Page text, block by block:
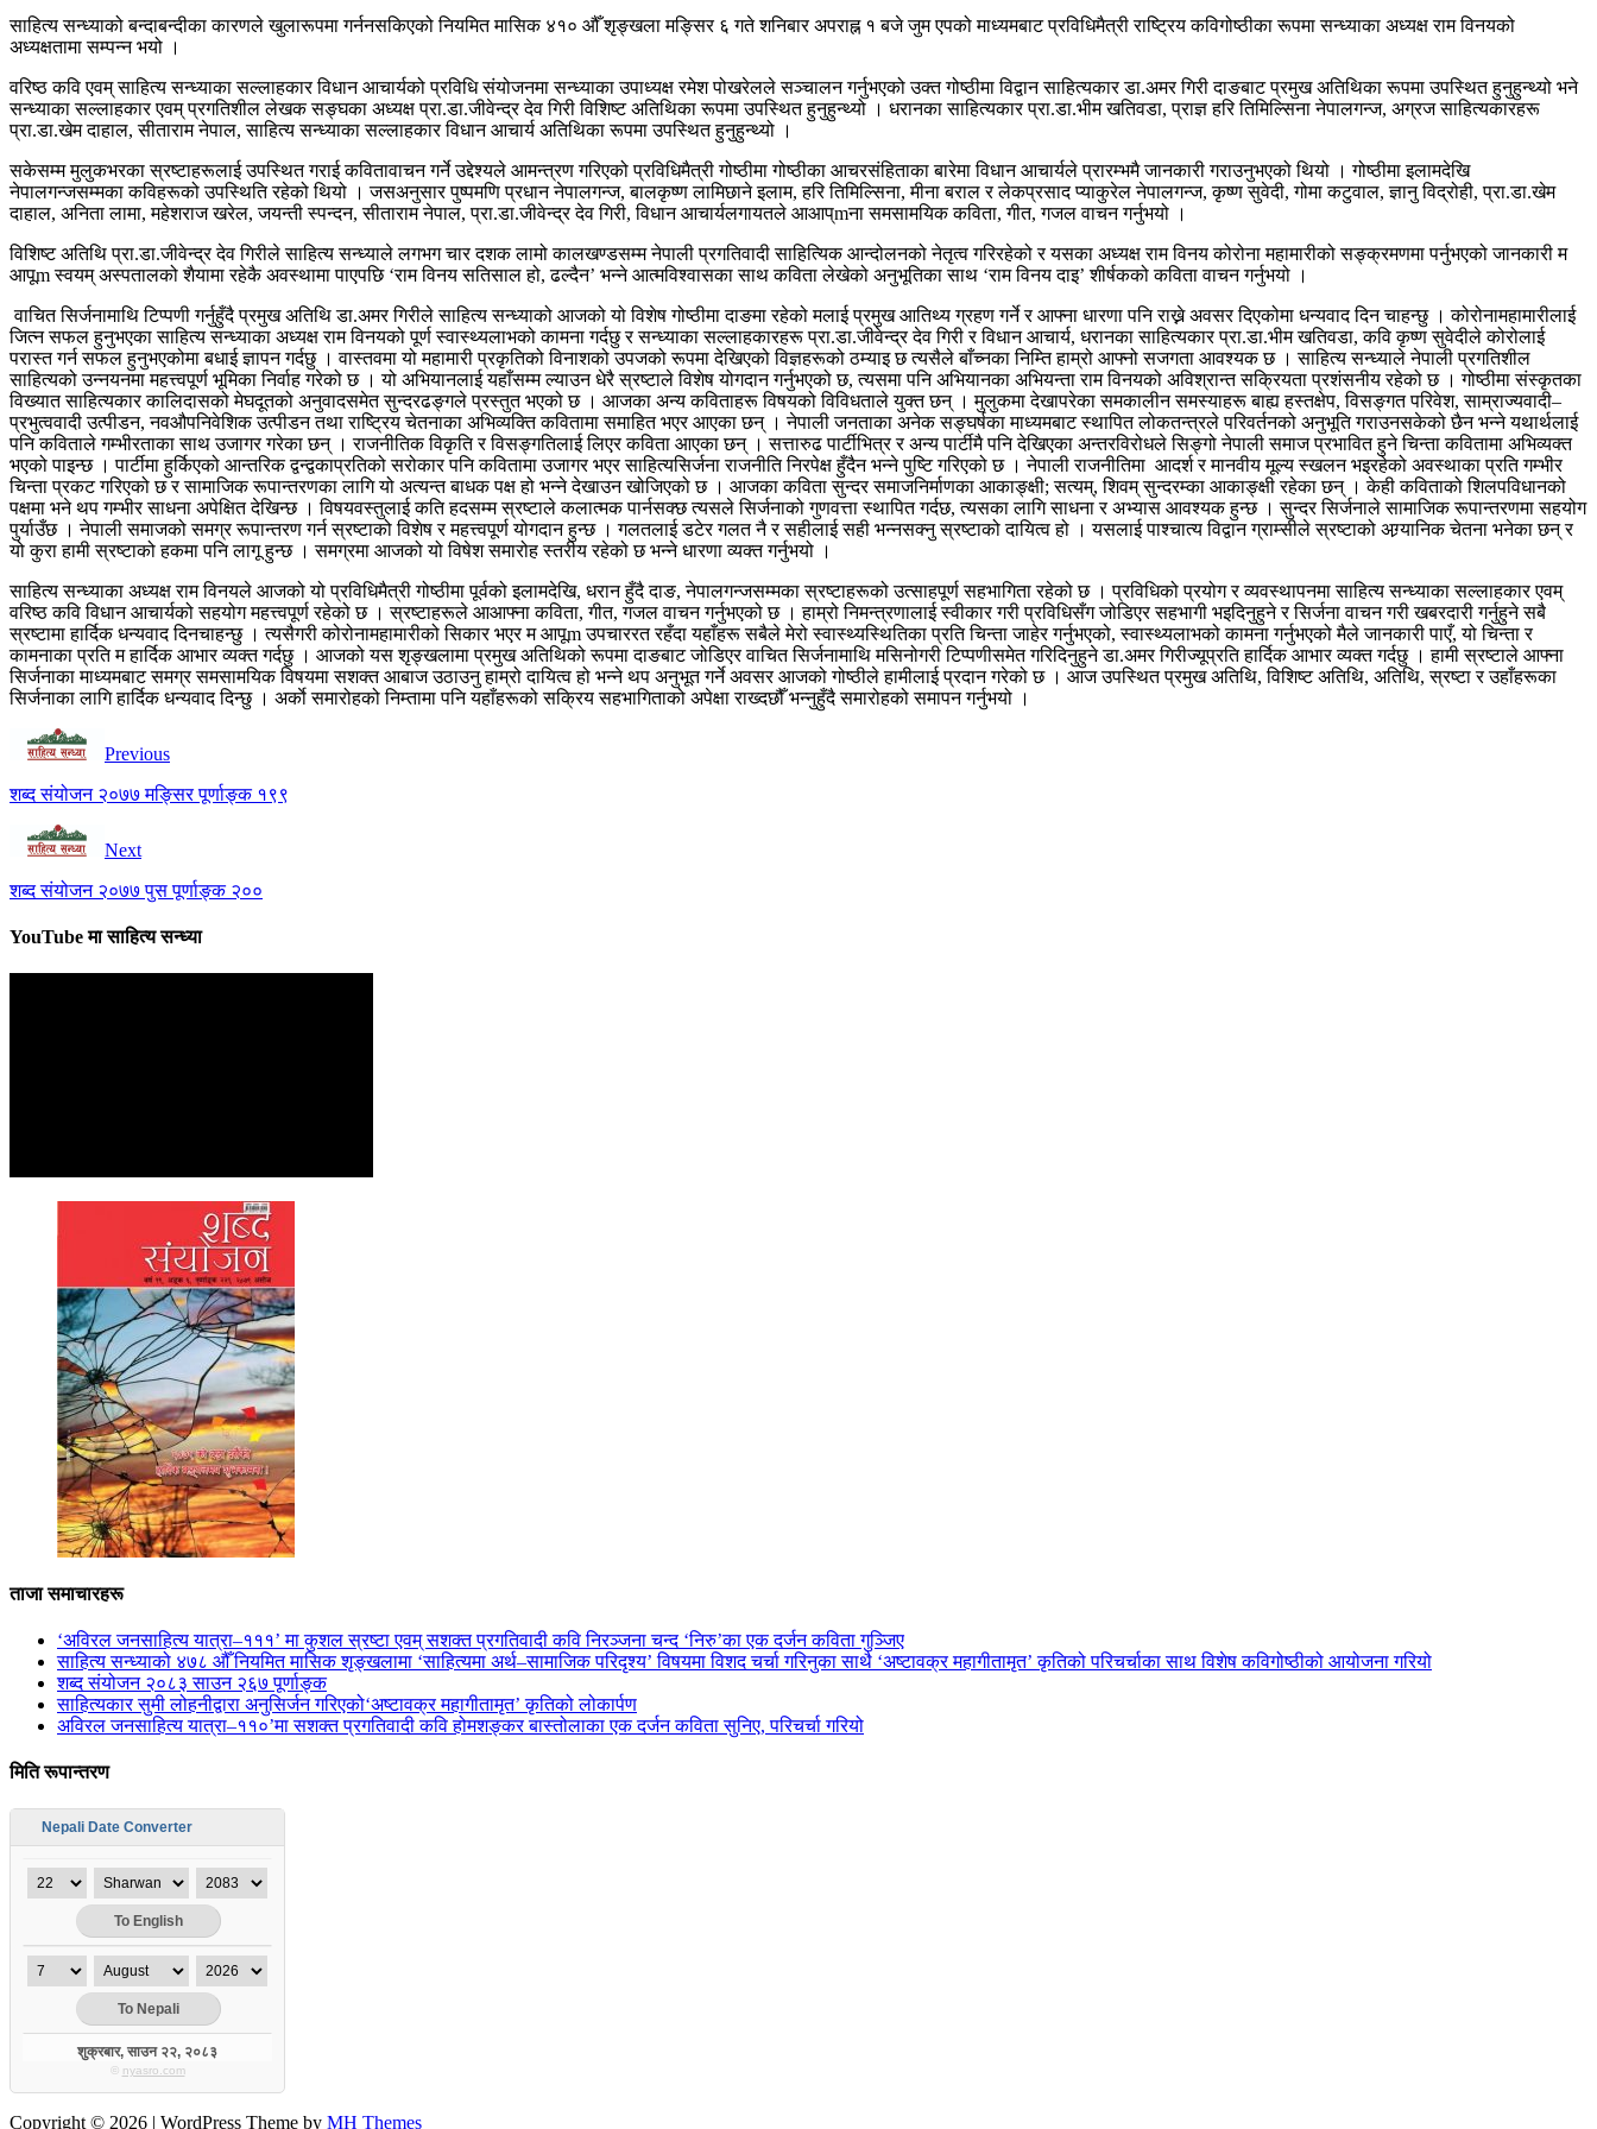
साहित्य सन्ध्याको बन्दाबन्दीका कारणले खुलारूपमा गर्ननसकिएको नियमित मासिक ४१० औँ शृङ्खला मङ्सिर ६ गते शनिबार अपराह्न १ बजे जुम एपको माध्यमबाट प्रविधिमैत्री राष्ट्रिय कविगोष्ठीका रूपमा सन्ध्याका अध्यक्ष राम विनयको
अध्यक्षतामा सम्पन्न भयो ।
वरिष्ठ कवि एवम् साहित्य सन्ध्याका सल्लाहकार विधान आचार्यको प्रविधि संयोजनमा सन्ध्याका उपाध्यक्ष रमेश पोखरेलले सञ्चालन गर्नुभएको उक्त गोष्ठीमा विद्वान साहित्यकार डा.अमर गिरी दाङबाट प्रमुख अतिथिका रूपमा उपस्थित हुनुहुन्थ्यो भने
सन्ध्याका सल्लाहकार एवम् प्रगतिशील लेखक सङ्घका अध्यक्ष प्रा.डा.जीवेन्द्र देव गिरी विशिष्ट अतिथिका रूपमा उपस्थित हुनुहुन्थ्यो । धरानका साहित्यकार प्रा.डा.भीम खतिवडा, प्राज्ञ हरि तिमिल्सिना नेपालगन्ज, अग्रज साहित्यकारहरू
प्रा.डा.खेम दाहाल, सीताराम नेपाल, साहित्य सन्ध्याका सल्लाहकार विधान आचार्य अतिथिका रूपमा उपस्थित हुनुहुन्थ्यो ।
सकेसम्म मुलुकभरका स्रष्टाहरूलाई उपस्थित गराई कवितावाचन गर्ने उद्देश्यले आमन्त्रण गरिएको प्रविधिमैत्री गोष्ठीमा गोष्ठीका आचरसंहिताका बारेमा विधान आचार्यले प्रारम्भमै जानकारी गराउनुभएको थियो । गोष्ठीमा इलामदेखि
नेपालगन्जसम्मका कविहरूको उपस्थिति रहेको थियो । जसअनुसार पुष्पमणि प्रधान नेपालगन्ज, बालकृष्ण लामिछाने इलाम, हरि तिमिल्सिना, मीना बराल र लेकप्रसाद प्याकुरेल नेपालगन्ज, कृष्ण सुवेदी, गोमा कटुवाल, ज्ञानु विद्रोही, प्रा.डा.खेम
दाहाल, अनिता लामा, महेशराज खरेल, जयन्ती स्पन्दन, सीताराम नेपाल, प्रा.डा.जीवेन्द्र देव गिरी, विधान आचार्यलगायतले आआप्mना समसामयिक कविता, गीत, गजल वाचन गर्नुभयो ।
विशिष्ट अतिथि प्रा.डा.जीवेन्द्र देव गिरीले साहित्य सन्ध्याले लगभग चार दशक लामो कालखण्डसम्म नेपाली प्रगतिवादी साहित्यिक आन्दोलनको नेतृत्व गरिरहेको र यसका अध्यक्ष राम विनय कोरोना महामारीको सङ्क्रमणमा पर्नुभएको जानकारी म
आपूm स्वयम् अस्पतालको शैयामा रहेकै अवस्थामा पाएपछि ‘राम विनय सतिसाल हो, ढल्दैन’ भन्ने आत्मविश्वासका साथ कविता लेखेको अनुभूतिका साथ ‘राम विनय दाइ’ शीर्षकको कविता वाचन गर्नुभयो ।
वाचित सिर्जनामाथि टिप्पणी गर्नुहुँदै प्रमुख अतिथि डा.अमर गिरीले साहित्य सन्ध्याको आजको यो विशेष गोष्ठीमा दाङमा रहेको मलाई प्रमुख आतिथ्य ग्रहण गर्ने र आफ्ना धारणा पनि राख्ने अवसर दिएकोमा धन्यवाद दिन चाहन्छु । कोरोनामहामारीलाई
जित्न सफल हुनुभएका साहित्य सन्ध्याका अध्यक्ष राम विनयको पूर्ण स्वास्थ्यलाभको कामना गर्दछु र सन्ध्याका सल्लाहकारहरू प्रा.डा.जीवेन्द्र देव गिरी र विधान आचार्य, धरानका साहित्यकार प्रा.डा.भीम खतिवडा, कवि कृष्ण सुवेदीले कोरोलाई
परास्त गर्न सफल हुनुभएकोमा बधाई ज्ञापन गर्दछु । वास्तवमा यो महामारी प्रकृतिको विनाशको उपजको रूपमा देखिएको विज्ञहरूको ठम्याइ छ त्यसैले बाँच्नका निम्ति हाम्रो आफ्नो सजगता आवश्यक छ । साहित्य सन्ध्याले नेपाली प्रगतिशील
साहित्यको उन्नयनमा महत्त्वपूर्ण भूमिका निर्वाह गरेको छ । यो अभियानलाई यहाँसम्म ल्याउन धेरै स्रष्टाले विशेष योगदान गर्नुभएको छ, त्यसमा पनि अभियानका अभियन्ता राम विनयको अविश्रान्त सक्रियता प्रशंसनीय रहेको छ । गोष्ठीमा संस्कृतका
विख्यात साहित्यकार कालिदासको मेघदूतको अनुवादसमेत सुन्दरढङ्गले प्रस्तुत भएको छ । आजका अन्य कविताहरू विषयको विविधताले युक्त छन् । मुलुकमा देखापरेका समकालीन समस्याहरू बाह्य हस्तक्षेप, विसङ्गत परिवेश, साम्राज्यवादी–
प्रभुत्ववादी उत्पीडन, नवऔपनिवेशिक उत्पीडन तथा राष्ट्रिय चेतनाका अभिव्यक्ति कवितामा समाहित भएर आएका छन् । नेपाली जनताका अनेक सङ्घर्षका माध्यमबाट स्थापित लोकतन्त्रले परिवर्तनको अनुभूति गराउनसकेको छैन भन्ने यथार्थलाई
पनि कविताले गम्भीरताका साथ उजागर गरेका छन् । राजनीतिक विकृति र विसङ्गतिलाई लिएर कविता आएका छन् । सत्तारुढ पार्टीभित्र र अन्य पार्टीमै पनि देखिएका अन्तरविरोधले सिङ्गो नेपाली समाज प्रभावित हुने चिन्ता कवितामा अभिव्यक्त
भएको पाइन्छ । पार्टीमा हुर्किएको आन्तरिक द्वन्द्वकाप्रतिको सरोकार पनि कवितामा उजागर भएर साहित्यसिर्जना राजनीति निरपेक्ष हुँदैन भन्ने पुष्टि गरिएको छ । नेपाली राजनीतिमा आदर्श र मानवीय मूल्य स्खलन भइरहेको अवस्थाका प्रति गम्भीर
चिन्ता प्रकट गरिएको छ र सामाजिक रूपान्तरणका लागि यो अत्यन्त बाधक पक्ष हो भन्ने देखाउन खोजिएको छ । आजका कविता सुन्दर समाजनिर्माणका आकाङ्क्षी; सत्यम्, शिवम् सुन्दरम्का आकाङ्क्षी रहेका छन् । केही कविताको शिलपविधानको
पक्षमा भने थप गम्भीर साधना अपेक्षित देखिन्छ । विषयवस्तुलाई कति हदसम्म स्रष्टाले कलात्मक पार्नसक्छ त्यसले सिर्जनाको गुणवत्ता स्थापित गर्दछ, त्यसका लागि साधना र अभ्यास आवश्यक हुन्छ । सुन्दर सिर्जनाले सामाजिक रूपान्तरणमा सहयोग
पुर्याउँछ । नेपाली समाजको समग्र रूपान्तरण गर्न स्रष्टाको विशेष र महत्त्वपूर्ण योगदान हुन्छ । गलतलाई डटेर गलत नै र सहीलाई सही भन्नसक्नु स्रष्टाको दायित्व हो । यसलाई पाश्चात्य विद्वान ग्राम्सीले स्रष्टाको अग्र्यानिक चेतना भनेका छन् र
यो कुरा हामी स्रष्टाको हकमा पनि लागू हुन्छ । समग्रमा आजको यो विषेश समारोह स्तरीय रहेको छ भन्ने धारणा व्यक्त गर्नुभयो ।
साहित्य सन्ध्याका अध्यक्ष राम विनयले आजको यो प्रविधिमैत्री गोष्ठीमा पूर्वको इलामदेखि, धरान हुँदै दाङ, नेपालगन्जसम्मका स्रष्टाहरूको उत्साहपूर्ण सहभागिता रहेको छ । प्रविधिको प्रयोग र व्यवस्थापनमा साहित्य सन्ध्याका सल्लाहकार एवम्
वरिष्ठ कवि विधान आचार्यको सहयोग महत्त्वपूर्ण रहेको छ । स्रष्टाहरूले आआफ्ना कविता, गीत, गजल वाचन गर्नुभएको छ । हाम्रो निमन्त्रणालाई स्वीकार गरी प्रविधिसँग जोडिएर सहभागी भइदिनुहुने र सिर्जना वाचन गरी खबरदारी गर्नुहुने सबै
स्रष्टामा हार्दिक धन्यवाद दिनचाहन्छु । त्यसैगरी कोरोनामहामारीको सिकार भएर म आपूm उपचाररत रहँदा यहाँहरू सबैले मेरो स्वास्थ्यस्थितिका प्रति चिन्ता जाहेर गर्नुभएको, स्वास्थ्यलाभको कामना गर्नुभएको मैले जानकारी पाएँ, यो चिन्ता र
कामनाका प्रति म हार्दिक आभार व्यक्त गर्दछु । आजको यस शृङ्खलामा प्रमुख अतिथिको रूपमा दाङबाट जोडिएर वाचित सिर्जनामाथि मसिनोगरी टिप्पणीसमेत गरिदिनुहुने डा.अमर गिरीज्यूप्रति हार्दिक आभार व्यक्त गर्दछु । हामी स्रष्टाले आफ्ना
सिर्जनाका माध्यमबाट समग्र समसामयिक विषयमा सशक्त आबाज उठाउनु हाम्रो दायित्व हो भन्ने थप अनुभूत गर्ने अवसर आजको गोष्ठीले हामीलाई प्रदान गरेको छ । आज उपस्थित प्रमुख अतिथि, विशिष्ट अतिथि, अतिथि, स्रष्टा र उहाँहरूका
सिर्जनाका लागि हार्दिक धन्यवाद दिन्छु । अर्काे समारोहको निम्तामा पनि यहाँहरूको सक्रिय सहभागिताको अपेक्षा राख्दछौँ भन्नुहुँदै समारोहको समापन गर्नुभयो ।
Previous
शब्द संयोजन २०७७ मङ्सिर पूर्णाङ्क १९९
Next
शब्द संयोजन २०७७ पुस पूर्णाङ्क २००
YouTube मा साहित्य सन्ध्या
ताजा समाचारहरू
‘अविरल जनसाहित्य यात्रा–१११’ मा कुशल स्रष्टा एवम् सशक्त प्रगतिवादी कवि निरञ्जना चन्द ‘निरु’का एक दर्जन कविता गुञ्जिए
साहित्य सन्ध्याको ४७८ औँ नियमित मासिक शृङ्खलामा ‘साहित्यमा अर्थ–सामाजिक परिदृश्य’ विषयमा विशद चर्चा गरिनुका साथै ‘अष्टावक्र महागीतामृत’ कृतिको परिचर्चाका साथ विशेष कविगोष्ठीको आयोजना गरियो
शब्द संयोजन २०८३ साउन २६७ पूर्णाङ्क
साहित्यकार सुमी लोहनीद्वारा अनुसिर्जन गरिएको‘अष्टावक्र महागीतामृत’ कृतिको लोकार्पण
अविरल जनसाहित्य यात्रा–११०’मा सशक्त प्रगतिवादी कवि होमशङ्कर बास्तोलाका एक दर्जन कविता सुनिए, परिचर्चा गरियो
मिति रूपान्तरण
Nepali Date Converter
शुक्रबार, साउन २२, २०८३
© nyasro.com
Copyright © 2026 | WordPress Theme by MH Themes